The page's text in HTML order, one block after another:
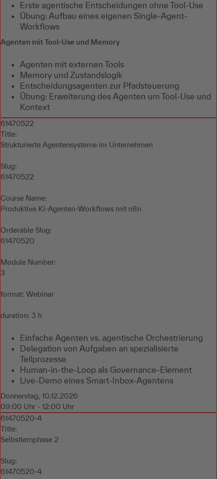
Erste agentische Entscheidungen ohne Tool-Use
Übung: Aufbau eines eigenen Single-Agent-
Workflows
Agenten mit Tool-Use und Memory
Agenten mit externen Tools
Memory und Zustandslogik
Entscheidungsagenten zur Pfadsteuerung
Übung: Erweiterung des Agenten um Tool-Use und
Kontext
61470522
Title:
Strukturierte Agentensysteme im Unternehmen
Slug:
61470522
Course Name:
Produktive KI-Agenten-Workflows mit n8n
Orderable Slug:
61470520
Module Number:
3
format: Webinar
duration: 3 h
Einfache Agenten vs. agentische Orchestrierung
Delegation von Aufgaben an spezialisierte
Teilprozesse
Human-in-the-Loop als Governance-Element
Live-Demo eines Smart-Inbox-Agentens
Donnerstag, 10.12.2026
09:00 Uhr - 12:00 Uhr
61470520-4
Title:
Selbstlernphase 2
Slug:
61470520-4